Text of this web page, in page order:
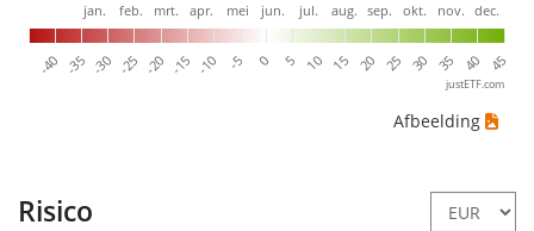
-40 -35 -30 -25 -20 -15 -10 -5 0 5 10 15 20 25 30 35 40 45
jan. feb. mrt. apr. mei jun. jul. aug. sep. okt. nov. dec.
justETF.com
Afbeelding
Risico